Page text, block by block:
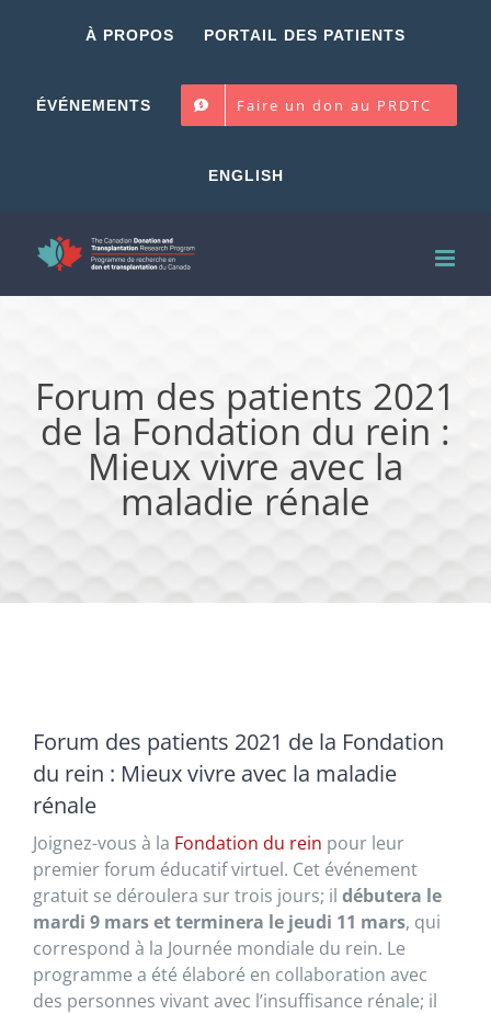
À PROPOS PORTAIL DES PATIENTS
ÉVÉNEMENTS Faire un don au PRDTC
ENGLISH
Forum des patients 2021
de la Fondation du rein :
Mieux vivre avec la
maladie rénale
Forum des patients 2021 de la Fondation
du rein : Mieux vivre avec la maladie
rénale
Joignez-vous à la Fondation du rein pour leur
premier forum éducatif virtuel. Cet événement
gratuit se déroulera sur trois jours; il débutera le
mardi 9 mars et terminera le jeudi 11 mars, qui
correspond à la Journée mondiale du rein. Le
programme a été élaboré en collaboration avec
des personnes vivant avec l’insuffisance rénale; il